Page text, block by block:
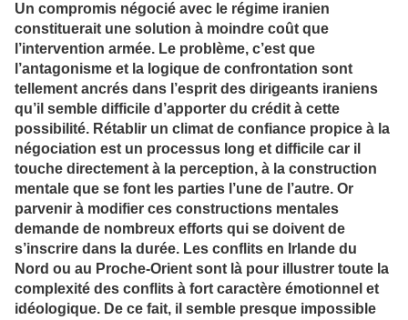
Un compromis négocié avec le régime iranien
constituerait une solution à moindre coût que
l’intervention armée. Le problème, c’est que
l’antagonisme et la logique de confrontation sont
tellement ancrés dans l’esprit des dirigeants iraniens
qu’il semble difficile d’apporter du crédit à cette
possibilité. Rétablir un climat de confiance propice à la
négociation est un processus long et difficile car il
touche directement à la perception, à la construction
mentale que se font les parties l’une de l’autre. Or
parvenir à modifier ces constructions mentales
demande de nombreux efforts qui se doivent de
s’inscrire dans la durée. Les conflits en Irlande du
Nord ou au Proche-Orient sont là pour illustrer toute la
complexité des conflits à fort caractère émotionnel et
idéologique. De ce fait, il semble presque impossible